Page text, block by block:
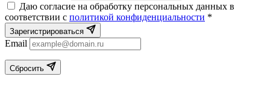
Даю согласие на обработку персональных данных в
соответствии с политикой конфиденциальности *
Зарегистрироваться
Email
Сбросить